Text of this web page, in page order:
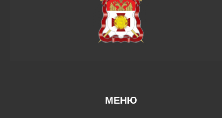
МЕНЮ